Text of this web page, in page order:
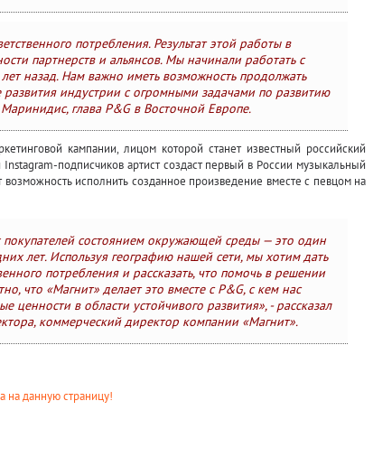
потребления. Результат этой работы в
партнерств и альянсов. Мы начинали работать с
назад. Нам важно иметь возможность продолжать
индустрии с огромными задачами по развитию
глава P&G в Восточной Европе.
кампании, лицом которой станет известный российский
подписчиков артист создаст первый в России музыкальный
исполнить созданное произведение вместе с певцом на
состоянием окружающей среды — это один
лет. Используя географию нашей сети, мы хотим дать
потребления и рассказать, что помочь в решении
что «Магнит» делает это вместе с P&G, с кем нас
ценности в области устойчивого развития», - рассказал
коммерческий директор компании «Магнит».
на данную страницу!